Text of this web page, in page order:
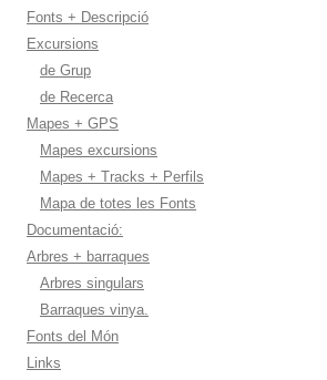
Fonts + Descripció
Excursions
de Grup
de Recerca
Mapes + GPS
Mapes excursions
Mapes + Tracks + Perfils
Mapa de totes les Fonts
Documentació:
Arbres + barraques
Arbres singulars
Barraques vinya.
Fonts del Món
Links